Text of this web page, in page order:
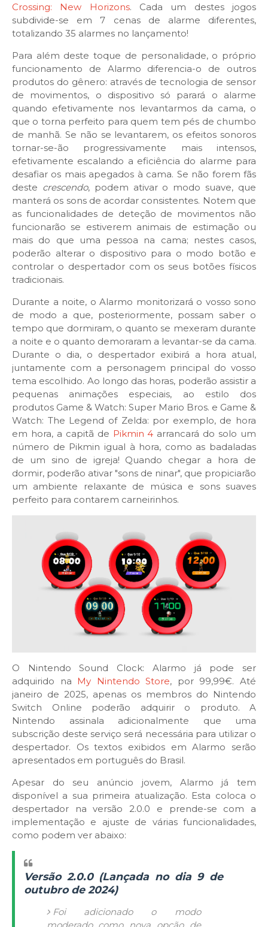
Crossing: New Horizons. Cada um destes jogos
subdivide-se em 7 cenas de alarme diferentes,
totalizando 35 alarmes no lançamento!
Para além deste toque de personalidade, o próprio
funcionamento de Alarmo diferencia-o de outros
produtos do gênero: através de tecnologia de sensor
de movimentos, o dispositivo só parará o alarme
quando efetivamente nos levantarmos da cama, o
que o torna perfeito para quem tem pés de chumbo
de manhã. Se não se levantarem, os efeitos sonoros
tornar-se-ão progressivamente mais intensos,
efetivamente escalando a eficiência do alarme para
desafiar os mais apegados à cama. Se não forem fãs
deste crescendo, podem ativar o modo suave, que
manterá os sons de acordar consistentes. Notem que
as funcionalidades de deteção de movimentos não
funcionarão se estiverem animais de estimação ou
mais do que uma pessoa na cama; nestes casos,
poderão alterar o dispositivo para o modo botão e
controlar o despertador com os seus botões físicos
tradicionais.
Durante a noite, o Alarmo monitorizará o vosso sono
de modo a que, posteriormente, possam saber o
tempo que dormiram, o quanto se mexeram durante
a noite e o quanto demoraram a levantar-se da cama.
Durante o dia, o despertador exibirá a hora atual,
juntamente com a personagem principal do vosso
tema escolhido. Ao longo das horas, poderão assistir a
pequenas animações especiais, ao estilo dos
produtos Game & Watch: Super Mario Bros. e Game &
Watch: The Legend of Zelda: por exemplo, de hora
em hora, a capitã de Pikmin 4 arrancará do solo um
número de Pikmin igual à hora, como as badaladas
de um sino de igreja! Quando chegar a hora de
dormir, poderão ativar "sons de ninar", que propiciarão
um ambiente relaxante de música e sons suaves
perfeito para contarem carneirinhos.
O Nintendo Sound Clock: Alarmo já pode ser
adquirido na My Nintendo Store, por 99,99€. Até
janeiro de 2025, apenas os membros do Nintendo
Switch Online poderão adquirir o produto. A
Nintendo assinala adicionalmente que uma
subscrição deste serviço será necessária para utilizar o
despertador. Os textos exibidos em Alarmo serão
apresentados em português do Brasil.
Apesar do seu anúncio jovem, Alarmo já tem
disponível a sua primeira atualização. Esta coloca o
despertador na versão 2.0.0 e prende-se com a
implementação e ajuste de várias funcionalidades,
como podem ver abaixo:
Versão 2.0.0 (Lançada no dia 9 de
outubro de 2024)
Foi adicionado o modo